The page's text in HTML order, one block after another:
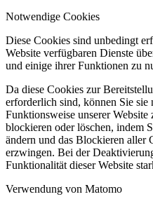
Notwendige Cookies
Diese Cookies sind unbedingt
Website verfügbaren Dienste
und einige ihrer Funktionen zu
Da diese Cookies zur
erforderlich sind, können Sie sie
Funktionsweise unserer
blockieren oder löschen, indem
ändern und das Blockieren aller
erzwingen. Bei der
Funktionalität dieser Website
Verwendung von Matomo